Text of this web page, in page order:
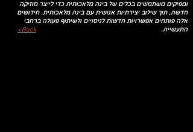
ומפיקים משתמשים בכלים של בינה מלאכותית כדי לייצר מוזיקה
חדשה, תוך שילוב יצירתיות אנושית עם בינה מלאכותית. חידושים
אלה פותחים אפשרויות חדשות לניסויים ולשיתוף פעולה ברחבי
התעשייה.
<Back